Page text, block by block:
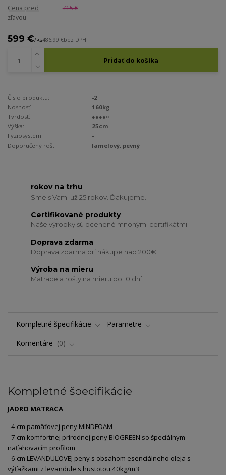
Cena pred
zľavou
715 €
599 €/ks486,99 €bez DPH
Pridať do košíka
Číslo produktu:
-2
Nosnosť:
160kg
Tvrdosť:
●●●●○
Výška:
25cm
Fyziosystém:
-
Doporučený rošt:
lamelový, pevný
rokov na trhu
Sme s Vami už 25 rokov. Ďakujeme.
Certifikované produkty
Naše výrobky sú ocenené mnohými certifikátmi.
Doprava zdarma
Doprava zdarma pri nákupe nad 200€
Výroba na mieru
Matrace a rošty na mieru do 10 dní
Kompletné špecifikácie
Parametre
Komentáre
0
Kompletné špecifikácie
JADRO MATRACA
- 4 cm pamäťovej peny MINDFOAM
- 7 cm komfortnej prírodnej peny BIOGREEN so špeciálnym
naťahovacím profilom
- 6 cm LEVANDUĽOVEJ peny s obsahom esenciálneho oleja s
výťažkami z levandule s hustotou 40kg/m3